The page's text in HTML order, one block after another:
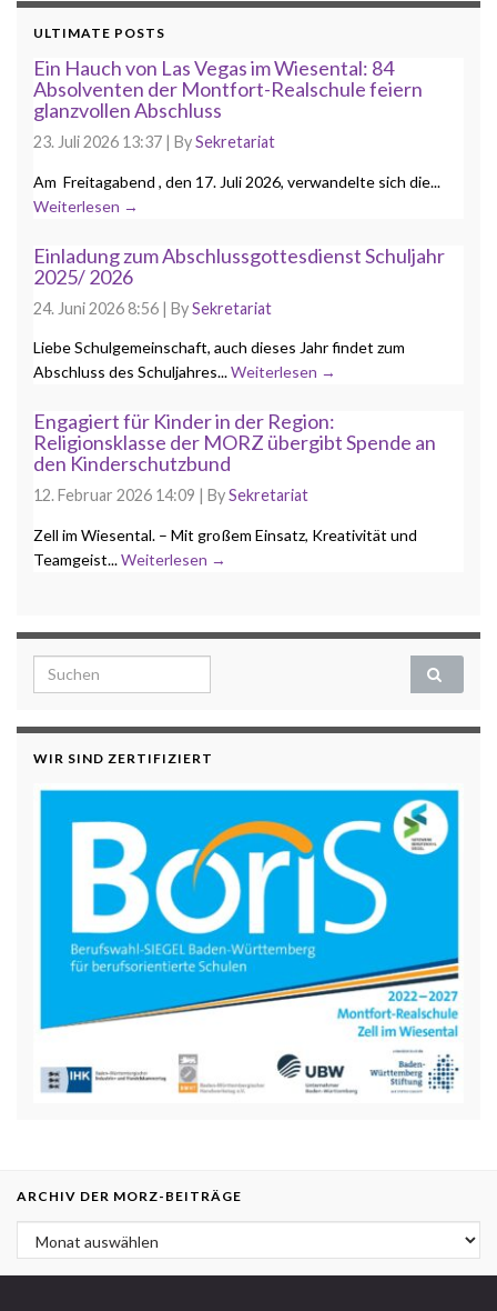
ULTIMATE POSTS
Ein Hauch von Las Vegas im Wiesental: 84
Absolventen der Montfort-Realschule feiern
glanzvollen Abschluss
23. Juli 2026 13:37 BySekretariat
Am Freitagabend , den 17. Juli 2026, verwandelte sich die...
Weiterlesen →
Einladung zum Abschlussgottesdienst Schuljahr
2025/ 2026
24. Juni 2026 8:56 | BySekretariat
Liebe Schulgemeinschaft, auch dieses Jahr findet zum
Abschluss des Schuljahres...Weiterlesen →
Engagiert für Kinder in der Region:
Religionsklasse der MORZ übergibt Spende an
den Kinderschutzbund
12. Februar 2026 14:09 | BySekretariat
Zell im Wiesental. – Mit großem Einsatz, Kreativität und
Teamgeist...Weiterlesen →
Search for:
WIR SIND ZERTIFIZIERT
ARCHIV DER MORZ-BEITRÄGE
Archiv der MORZ-Beiträge